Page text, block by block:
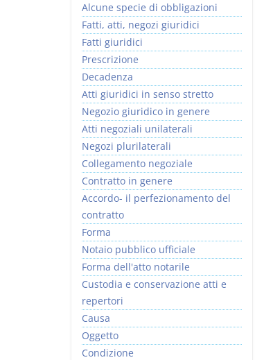
Alcune specie di obbligazioni
Fatti, atti, negozi giuridici
Fatti giuridici
Prescrizione
Decadenza
Atti giuridici in senso stretto
Negozio giuridico in genere
Atti negoziali unilaterali
Negozi plurilaterali
Collegamento negoziale
Contratto in genere
Accordo- il perfezionamento del
contratto
Forma
Notaio pubblico ufficiale
Forma dell'atto notarile
Custodia e conservazione atti e
repertori
Causa
Oggetto
Condizione